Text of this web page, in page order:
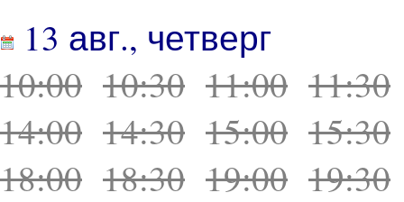
13 авг., четверг
10:00 10:30 11:00 11:30
14:00 14:30 15:00 15:30
18:00 18:30 19:00 19:30